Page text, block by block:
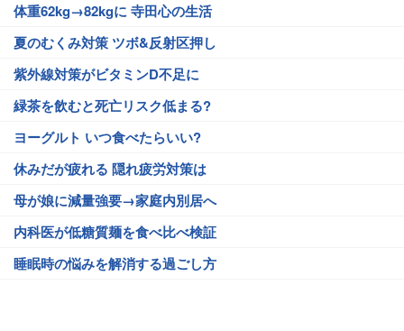
体重62kg→82kgに 寺田心の生活
夏のむくみ対策 ツボ&反射区押し
紫外線対策がビタミンD不足に
緑茶を飲むと死亡リスク低まる?
ヨーグルト いつ食べたらいい?
休みだが疲れる 隠れ疲労対策は
母が娘に減量強要→家庭内別居へ
内科医が低糖質麺を食べ比べ検証
睡眠時の悩みを解消する過ごし方